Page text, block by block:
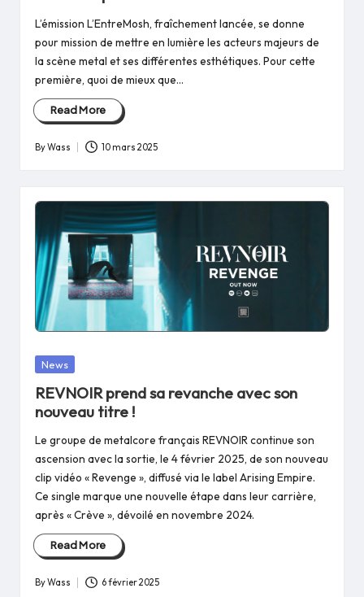
L’émission L’EntreMosh, fraîchement lancée, se donne
pour mission de mettre en lumière les acteurs majeurs de
la scène metal et ses différentes esthétiques. Pour cette
première, quoi de mieux que…
Read More
Posted
ByWass 10 mars 2025
Posted
News
REVNOIR prend sa revanche avec son
nouveau titre !
Le groupe de metalcore français REVNOIR continue son
ascension avec la sortie, le 4 février 2025, de son nouveau
clip vidéo « Revenge », diffusé via le label Arising Empire.
Ce single marque une nouvelle étape dans leur carrière,
après « Crève », dévoilé en novembre 2024.
Read More
Posted
ByWass 6 février 2025